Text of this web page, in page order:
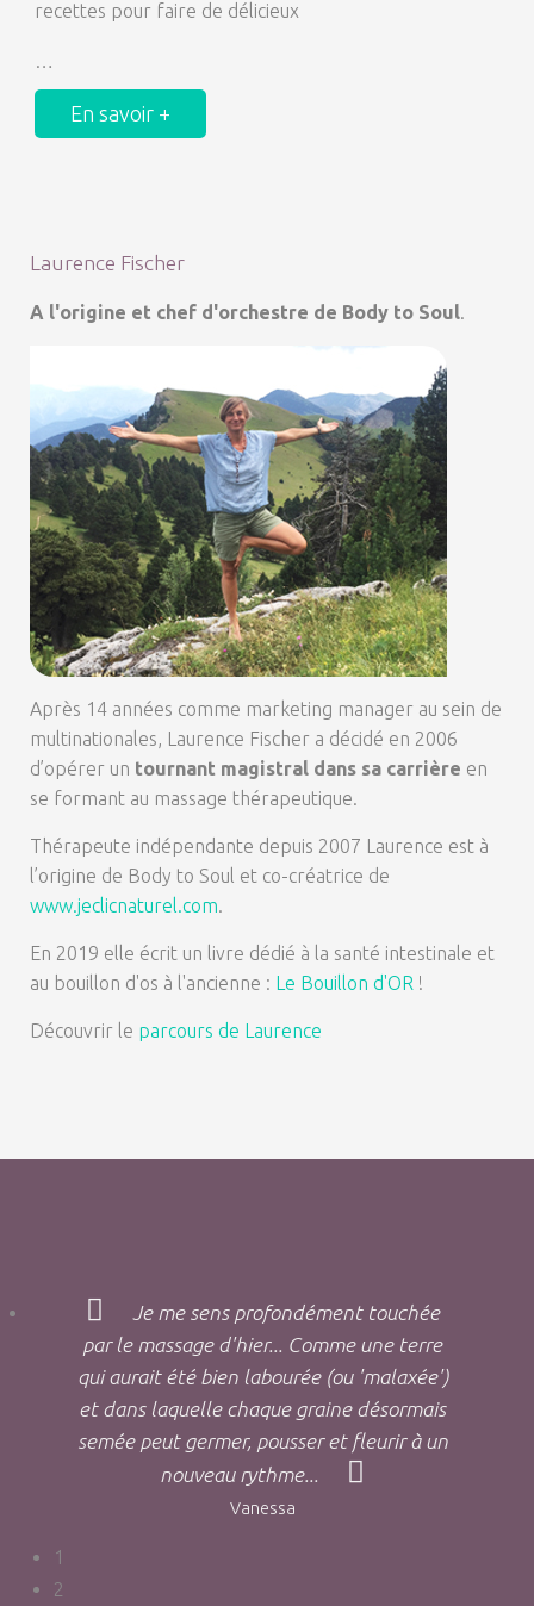
recettes pour faire de délicieux
…
En savoir +
Laurence Fischer
A l'origine et chef d'orchestre de Body to Soul.
Après 14 années comme marketing manager au sein de
multinationales, Laurence Fischer a décidé en 2006
d’opérer un tournant magistral dans sa carrière en
se formant au massage thérapeutique.
Thérapeute indépendante depuis 2007 Laurence est à
l’origine de Body to Soul et co-créatrice de
www.jeclicnaturel.com.
En 2019 elle écrit un livre dédié à la santé intestinale et
au bouillon d'os à l'ancienne : Le Bouillon d'OR !
Découvrir le parcours de Laurence
Je me sens profondément touchée
par le massage d'hier... Comme une terre
qui aurait été bien labourée (ou 'malaxée')
et dans laquelle chaque graine désormais
semée peut germer, pousser et fleurir à un
nouveau rythme...
Vanessa
1
2